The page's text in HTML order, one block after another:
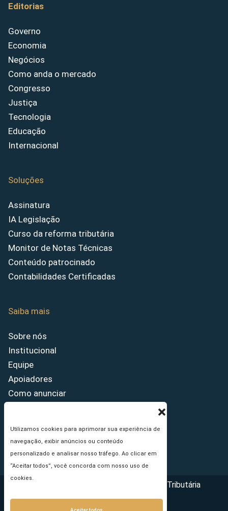
Utilizamos cookies para aprimorar sua experiência de
navegação, exibir anúncios ou conteúdo
personalizado e analisar nosso tráfego. Ao clicar em
“Aceitar todos”, você concorda com nosso uso de
cookies.
Editorias
Governo
Economia
Negócios
Como anda o mercado
Congresso
Justiça
Tecnologia
Educação
Internacional
Soluções
Assinatura
IA Legislação
Curso da reforma tributária
Monitor de Notas Técnicas
Conteúdo patrocinado
Contabilidades Certificadas
Saiba mais
Sobre nós
Institucional
Equipe
Apoiadores
Como anunciar
Princípios Editoriais
Copyright © 2026 - Portal da Reforma Tributária